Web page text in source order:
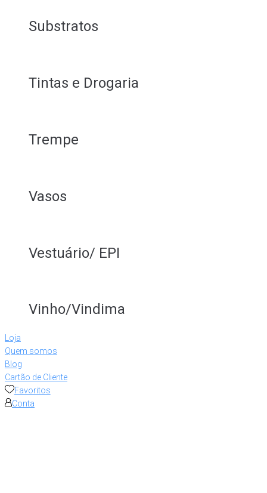
Substratos
Tintas e Drogaria
Trempe
Vasos
Vestuário/ EPI
Vinho/Vindima
Loja
Quem somos
Blog
Cartão de Cliente
Favoritos
Conta